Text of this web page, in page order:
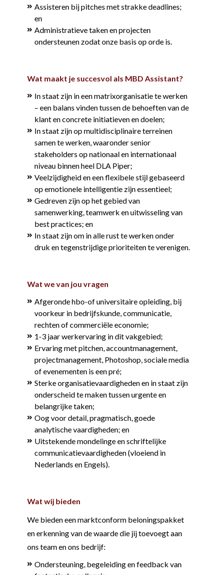
Assisteren bij pitches met strakke deadlines;
en
Administratieve taken en projecten
ondersteunen zodat onze basis op orde is.
Wat maakt je succesvol als MBD Assistant?
In staat zijn in een matrixorganisatie te werken
– een balans vinden tussen de behoeften van de
klant en concrete initiatieven en doelen;
In staat zijn op multidisciplinaire terreinen
samen te werken, waaronder senior
stakeholders op nationaal en internationaal
niveau binnen heel DLA Piper;
Veelzijdigheid en een flexibele stijl gebaseerd
op emotionele intelligentie zijn essentieel;
Gedreven zijn op het gebied van
samenwerking, teamwerk en uitwisseling van
best practices; en
In staat zijn om in alle rust te werken onder
druk en tegenstrijdige prioriteiten te verenigen.
Wat we van jou vragen
Afgeronde hbo-of universitaire opleiding, bij
voorkeur in bedrijfskunde, communicatie,
rechten of commerciële economie;
1-3 jaar werkervaring in dit vakgebied;
Ervaring met pitchen, accountmanagement,
projectmanagement, Photoshop, sociale media
of evenementen is een pré;
Sterke organisatievaardigheden en in staat zijn
onderscheid te maken tussen urgente en
belangrijke taken;
Oog voor detail, pragmatisch, goede
analytische vaardigheden; en
Uitstekende mondelinge en schriftelijke
communicatievaardigheden (vloeiend in
Nederlands en Engels).
Wat wij bieden
We bieden een marktconform beloningspakket
en erkenning van de waarde die jij toevoegt aan
ons team en ons bedrijf:
Ondersteuning, begeleiding en feedback van